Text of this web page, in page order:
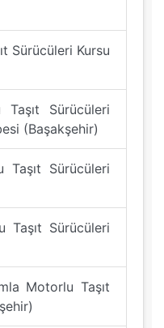
Sürücüleri Kursu
Sürücüleri
(Başakşehir)
Taşıt Sürücüleri
Taşıt Sürücüleri
Motorlu Taşıt